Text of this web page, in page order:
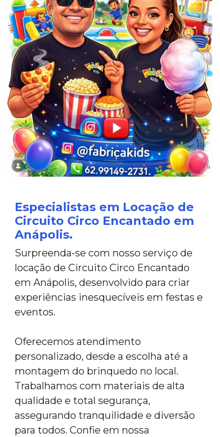
Especialistas em Locação de
Circuito Circo Encantado em
Anápolis.
Surpreenda-se com nosso serviço de
locação de Circuito Circo Encantado
em Anápolis, desenvolvido para criar
experiências inesquecíveis em festas e
eventos.
Oferecemos atendimento
personalizado, desde a escolha até a
montagem do brinquedo no local.
Trabalhamos com materiais de alta
qualidade e total segurança,
assegurando tranquilidade e diversão
para todos. Confie em nossa